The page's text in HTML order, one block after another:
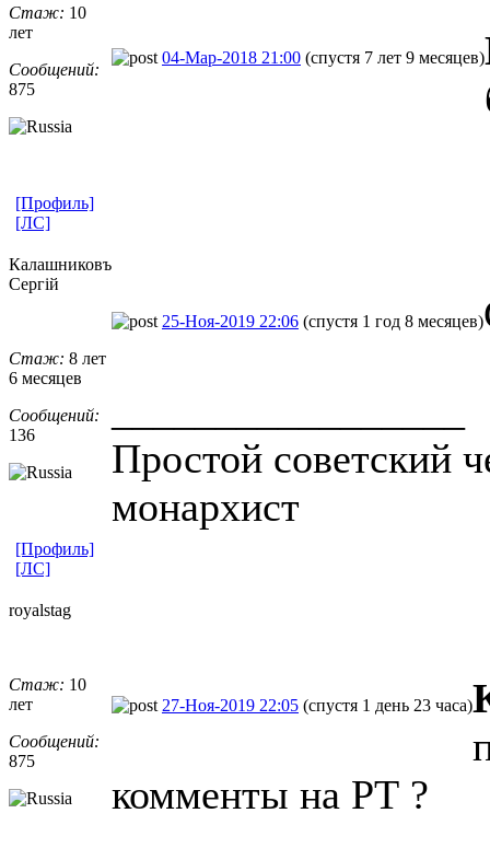
Стаж: 10
лет
Сообщений:
875
04-Мар-2018 21:00 (спустя 7 лет 9 месяцев)
[Профиль]
[ЛС]
Калашниковъ
Сергiй
Стаж: 8 лет
6 месяцев
Сообщений:
136
25-Ноя-2019 22:06 (спустя 1 год 8 месяцев)
Простой советский
монархист
[Профиль]
[ЛС]
royalstag
Стаж: 10
лет
Сообщений:
875
27-Ноя-2019 22:05 (спустя 1 день 23 часа)
комменты на РТ ?